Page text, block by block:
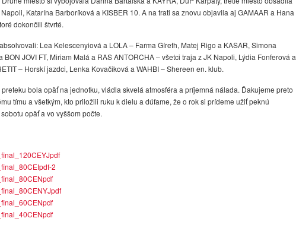
Katarína Barboríková a KISBER 10. A na trati sa znovu objavila aj GAMAAR a Hana
dokončili štvrté.
Lea Kelescenyiová a LOLA – Farma Gíreth, Matej Rigo a KASAR, Simona
BON JOVI FT, Miriam Malá a RAS ANTORCHA – všetci traja z JK Napoli, Lýdia Fonferová a
– Horskí jazdci, Lenka Kovačiková a WAHBI – Shereen en. klub.
bola opäť na jednotku, vládla skvelá atmosféra a príjemná nálada. Ďakujeme preto
tímu a všetkým, kto priložili ruku k dielu a dúfame, že o rok si prídeme užiť peknú
opäť a vo vyššom počte.
2